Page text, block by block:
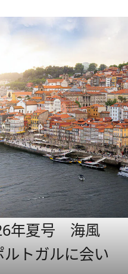
年夏号 海風
ルトガルに会い